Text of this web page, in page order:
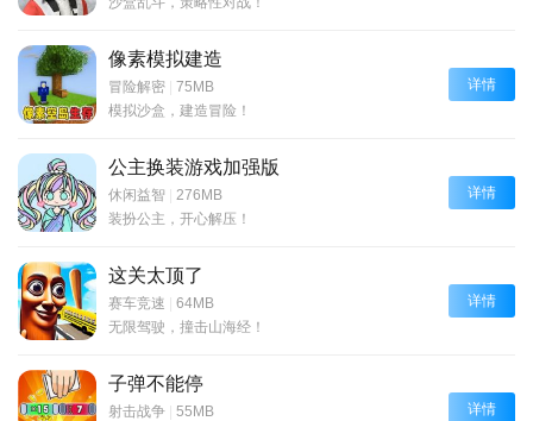
像素模拟建造
冒险解密 | 75MB
模拟沙盒，建造冒险！
详情
公主换装游戏加强版
休闲益智 | 276MB
装扮公主，开心解压！
详情
这关太顶了
赛车竞速 | 64MB
无限驾驶，撞击山海经！
详情
子弹不能停
射击战争 | 55MB
详情